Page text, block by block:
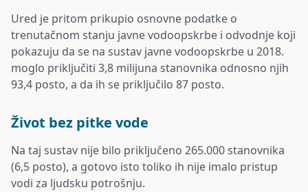
Ured je pritom prikupio osnovne podatke o
trenutačnom stanju javne vodoopskrbe i odvodnje koji
pokazuju da se na sustav javne vodoopskrbe u 2018.
moglo priključiti 3,8 milijuna stanovnika odnosno njih
93,4 posto, a da ih se priključilo 87 posto.
Život bez pitke vode
Na taj sustav nije bilo priključeno 265.000 stanovnika
(6,5 posto), a gotovo isto toliko ih nije imalo pristup
vodi za ljudsku potrošnju.